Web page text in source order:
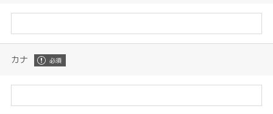
カナ